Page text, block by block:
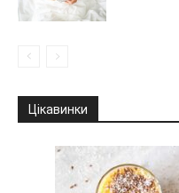
Цікавинки